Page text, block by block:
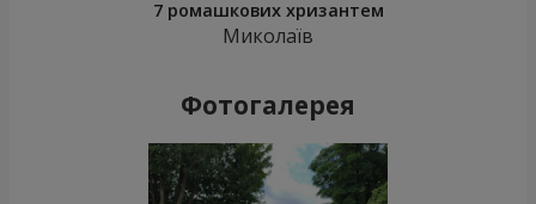
7 ромашкових хризантем
Миколаїв
Фотогалерея